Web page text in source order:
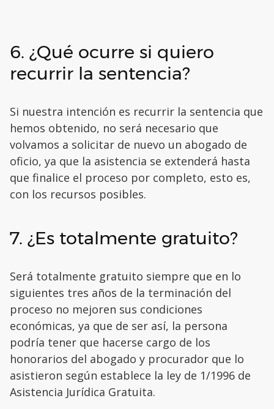
6. ¿Qué ocurre si quiero
recurrir la sentencia?
Si nuestra intención es recurrir la sentencia que
hemos obtenido, no será necesario que
volvamos a solicitar de nuevo un abogado de
oficio, ya que la asistencia se extenderá hasta
que finalice el proceso por completo, esto es,
con los recursos posibles.
7. ¿Es totalmente gratuito?
Será totalmente gratuito siempre que en lo
siguientes tres años de la terminación del
proceso no mejoren sus condiciones
económicas, ya que de ser así, la persona
podría tener que hacerse cargo de los
honorarios del abogado y procurador que lo
asistieron según establece la ley de 1/1996 de
Asistencia Jurídica Gratuita.